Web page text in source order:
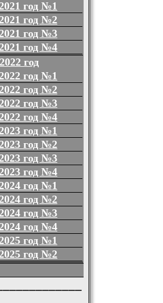
год №1
год №2
год №3
год №4
год
год №1
год №2
год №3
год №4
год №1
год №2
год №3
год №4
год №1
год №2
год №3
год №4
год №1
год №2